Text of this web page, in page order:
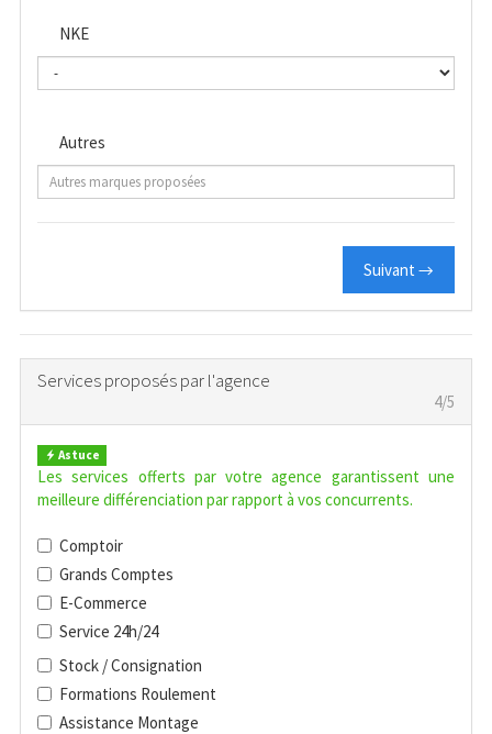
NKE
Autres
Suivant →
Services proposés par l'agence
4/5
Astuce
Les services offerts par votre agence garantissent une
meilleure différenciation par rapport à vos concurrents.
Comptoir
Grands Comptes
E-Commerce
Service 24h/24
Stock / Consignation
Formations Roulement
Assistance Montage